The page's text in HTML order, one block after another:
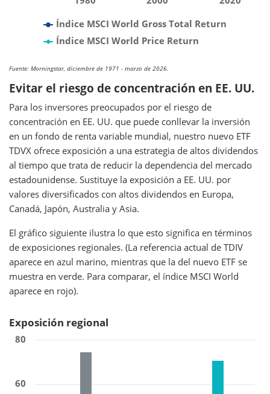
Índice MSCI World Gross Total Return
Índice MSCI World Price Return
Fuente: Morningstar, diciembre de 1971 - marzo de 2026.
Evitar el riesgo de concentración en EE. UU.
Para los inversores preocupados por el riesgo de
concentración en EE. UU. que puede conllevar la inversión
en un fondo de renta variable mundial, nuestro nuevo ETF
TDVX ofrece exposición a una estrategia de altos dividendos
al tiempo que trata de reducir la dependencia del mercado
estadounidense. Sustituye la exposición a EE. UU. por
valores diversificados con altos dividendos en Europa,
Canadá, Japón, Australia y Asia.
El gráfico siguiente ilustra lo que esto significa en términos
de exposiciones regionales. (La referencia actual de TDIV
aparece en azul marino, mientras que la del nuevo ETF se
muestra en verde. Para comparar, el índice MSCI World
aparece en rojo).
Exposición regional
60
80